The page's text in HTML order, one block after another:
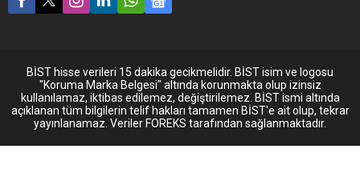
BİST hisse verileri 15 dakika gecikmelidir. BİST isim ve logosu
"Koruma Marka Belgesi" altında korunmakta olup izinsiz
kullanılamaz, iktibas edilemez, değiştirilemez. BİST ismi altında
açıklanan tüm bilgilerin telif hakları tamamen BİST'e ait olup, tekrar
yayınlanamaz. Veriler FOREKS tarafından sağlanmaktadır.